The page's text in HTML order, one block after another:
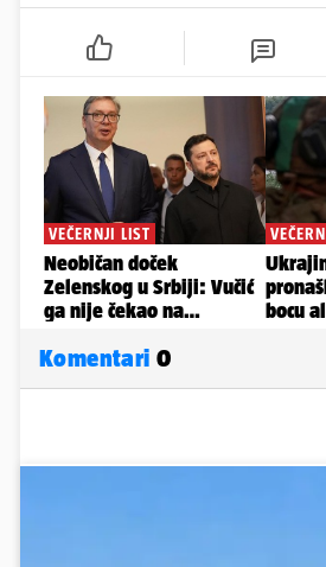
Komentari 0